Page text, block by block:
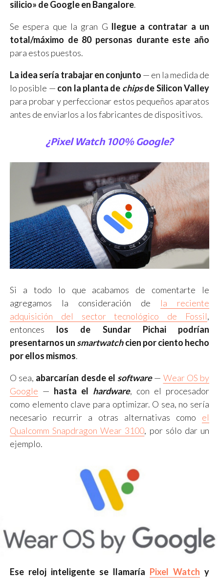
silicio» de Google en Bangalore.
Se espera que la gran G llegue a contratar a un
total/máximo de 80 personas durante este año
para estos puestos.
La idea sería trabajar en conjunto — en la medida de
lo posible — con la planta de chipsde Silicon Valley
para probar y perfeccionar estos pequeños aparatos
antes de enviarlos a los fabricantes de dispositivos.
¿Pixel Watch100%Google?
Si a todo lo que acabamos de comentarte le
agregamos la consideración de la reciente
adquisición del sector tecnológico de Fossil,
entonces los de Sundar Pichai podrían
presentarnos un smartwatchcien por ciento hecho
por ellos mismos.
O sea, abarcarían desde el software— Wear OS by
Google — hasta el hardware, con el procesador
como elemento clave para optimizar. O sea, no sería
necesario recurrir a otras alternativas como el
Qualcomm Snapdragon Wear 3100, por sólo dar un
ejemplo.
Ese reloj inteligente se llamaría Pixel Watch y